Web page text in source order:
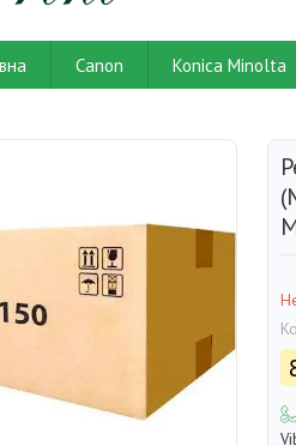
Canon Konica Minolta